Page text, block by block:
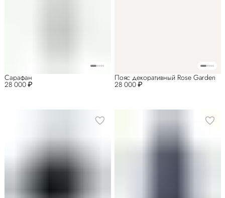
28 000 ₽
Сарафан
28 000 ₽
Пояс декоративный Rose Garden